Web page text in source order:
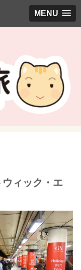
MENU
ウィック・エ